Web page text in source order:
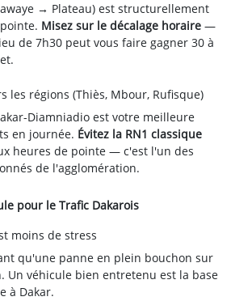
→ Plateau) est structurellement
Misez sur le décalage horaire —
de 7h30 peut vous faire gagner 30 à
les régions (Thiès, Mbour, Rufisque)
Diamniadio est votre meilleure
en journée. Évitez la RN1 classique
heures de pointe — c'est l'un des
de l'agglomération.
pour le Trafic Dakarois
moins de stress
qu'une panne en plein bouchon sur
Un véhicule bien entretenu est la base
à Dakar.